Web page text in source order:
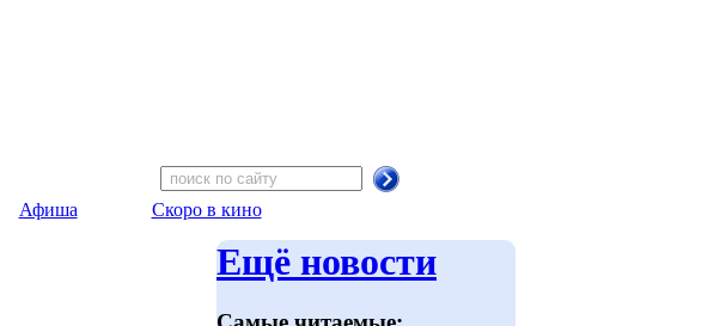
Афиша Скоро в кино
Ещё новости